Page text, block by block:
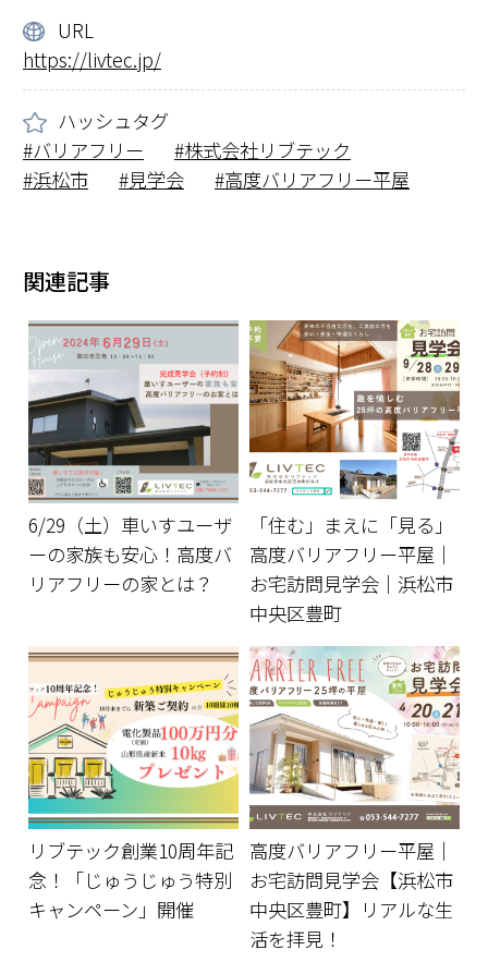
URL
https://livtec.jp/
ハッシュタグ
バリアフリー
株式会社リブテック
浜松市
見学会 高度バリアフリー平屋
関連記事
6/29（土）車いすユーザ
ーの家族も安心！高度バ
リアフリーの家とは？
「住む」まえに「見る」
高度バリアフリー平屋｜
お宅訪問見学会｜浜松市
中央区豊町
リブテック創業10周年記
念！「じゅうじゅう特別
キャンペーン」開催
高度バリアフリー平屋｜
お宅訪問見学会【浜松市
中央区豊町】リアルな生
活を拝見！